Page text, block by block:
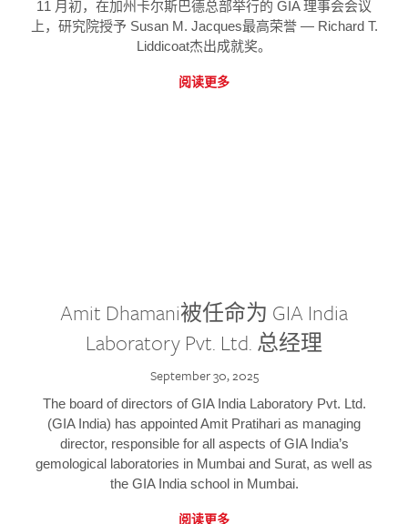
11 月初，在加州卡尔斯巴德总部举行的 GIA 理事会会议
上，研究院授予 Susan M. Jacques最高荣誉 — Richard T.
Liddicoat杰出成就奖。
阅读更多
Amit Dhamani被任命为 GIA India
Laboratory Pvt. Ltd. 总经理
September 30, 2025
The board of directors of GIA India Laboratory Pvt. Ltd.
(GIA India) has appointed Amit Pratihari as managing
director, responsible for all aspects of GIA India’s
gemological laboratories in Mumbai and Surat, as well as
the GIA India school in Mumbai.
阅读更多